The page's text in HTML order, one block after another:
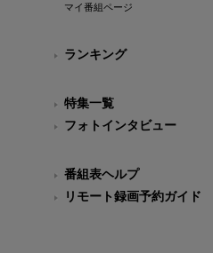
マイ番組ページ
ランキング
特集一覧
フォトインタビュー
番組表ヘルプ
リモート録画予約ガイド